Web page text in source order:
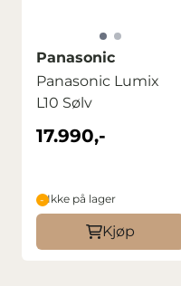
Panasonic
Panasonic Lumix
L10 Sølv
17.990,-
Ikke på lager
Kjøp